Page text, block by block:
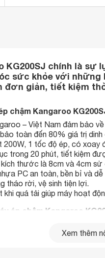
KG200SJ chính là sự
sức khỏe với
đơn giản, tiết kiệm
chậm Kangaroo
– Việt Nam đảm bảo
toàn đến 80% giá trị
1 tốc độ ép, có xoay
trong 20 phút, tiết kiệm
thước là 8cm và 4cm sử
PC an toàn, bền bỉ và dễ
tháo rời, vệ sinh tiện lợi.
quá tải giúp máy hoạt
ép chậm Kangaroo
thiết kế gọn nhẹ mang
Xem thêm